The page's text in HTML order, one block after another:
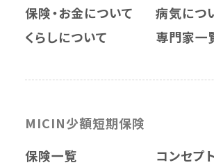
保険・お金について
病気につ
くらしについて
専門家一
MICIN少額短期保険
保険一覧
コンセプ